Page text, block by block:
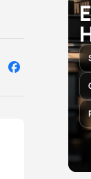
Auf